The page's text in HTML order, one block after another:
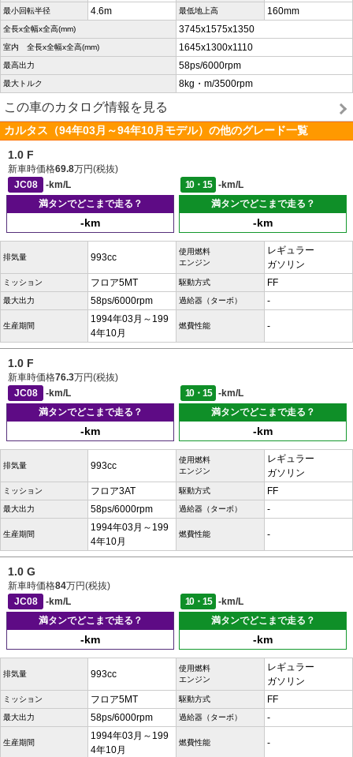
最小回転半径 4.6m 最低地上高 160mm
全長x全幅x全高(mm) 3745x1575x1350
室内 全長x全幅x全高(mm) 1645x1300x1110
最高出力 58ps/6000rpm
最大トルク 8kg・m/3500rpm
この車のカタログ情報を見る
カルタス（94年03月～94年10月モデル）の他のグレード一覧
1.0 F
新車時価格69.8万円(税抜)
JC08
-km/L 10・15
-km/L
満タンでどこまで走る？
-km
満タンでどこまで走る？
-km
排気量 993cc
使用燃料
エンジン
レギュラー
ガソリン
ミッション フロア5MT 駆動方式 FF
最大出力 58ps/6000rpm 過給器（ターボ） -
生産期間
1994年03月～199
4年10月
燃費性能 -
1.0 F
新車時価格76.3万円(税抜)
JC08
-km/L 10・15
-km/L
満タンでどこまで走る？
-km
満タンでどこまで走る？
-km
排気量 993cc
使用燃料
エンジン
レギュラー
ガソリン
ミッション フロア3AT 駆動方式 FF
最大出力 58ps/6000rpm 過給器（ターボ） -
生産期間
1994年03月～199
4年10月
燃費性能 -
1.0 G
新車時価格84万円(税抜)
JC08
-km/L 10・15
-km/L
満タンでどこまで走る？
-km
満タンでどこまで走る？
-km
排気量 993cc
使用燃料
エンジン
レギュラー
ガソリン
ミッション フロア5MT 駆動方式 FF
最大出力 58ps/6000rpm 過給器（ターボ） -
生産期間
1994年03月～199
4年10月
燃費性能 -